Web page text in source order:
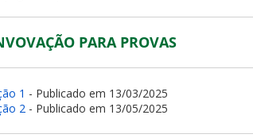
PARA PROVAS
1 - Publicado em 13/03/2025
2 - Publicado em 13/05/2025